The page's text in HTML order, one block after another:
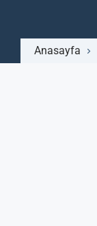
Anasayfa